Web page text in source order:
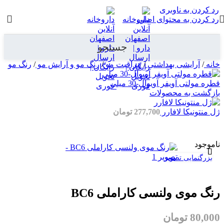
رد کردن به ناوبری
رد کردن به محتوای اصلی
جستجو
خانه / آرایشی بهداشتی/ مراقبت مو/ رنگ مو و آرایش مو / رنگ مو
قطره مولتی آویفر آویوال-30 میلی
بازگشت به محصولات
ژل منتونیکا لافارر 277,700 تومان
ناموجود
بزرگنمایی تصویر
رنگ موی ولنسی کاراملی BC6
80,000 تومان